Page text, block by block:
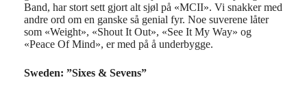
Band, har stort sett gjort alt sjøl på «MCII». Vi snakker med
andre ord om en ganske så genial fyr. Noe suverene låter
som «Weight», «Shout It Out», «See It My Way» og
«Peace Of Mind», er med på å underbygge.
Sweden: ”Sixes & Sevens”